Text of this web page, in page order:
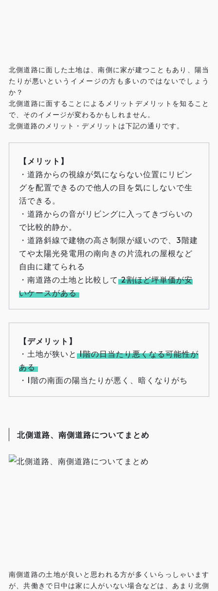
北側道路に面した土地は、南側に家が建つこともあり、陽当
たりが悪いというイメージの方も多いのではないでしょう
か？
北側道路に面することによるメリットデメリットを知ること
で、そのイメージが変わるかもしれません。
北側道路のメリット・デメリットは下記の通りです。
【メリット】
・道路からの視線が気にならない位置にリビン
グを配置できるので他人の目を気にしないで生
活できる。
・道路からの音がリビングに入ってきづらいの
で比較的静か。
・道路斜線で建物の高さ制限が緩いので、3階建
てや太陽光発電用の南向きの片流れの屋根など
自由に建てられる
・南道路の土地と比較して 2割ほど坪単価が安
いケースがある
【デメリット】
・土地が狭いと 1階の日当たり悪くなる可能性が
ある
・1階の南面の陽当たりが悪く、暗くなりがち
北側道路、南側道路についてまとめ
南側道路の土地が良いと思われる方が多くいらっしゃいます
が、共働きで日中は家に人がいない場合などは、あまり北側